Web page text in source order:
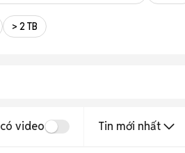
> 2 TB
video Tin mới nhất